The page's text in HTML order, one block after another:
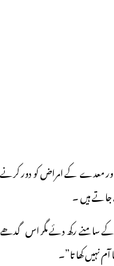
اور معدے کے امراض کو دور کرنے
جاتے ہیں ۔
کے سامنے رکھ دئے مگر اس گدھے
کھا تاـ”۔